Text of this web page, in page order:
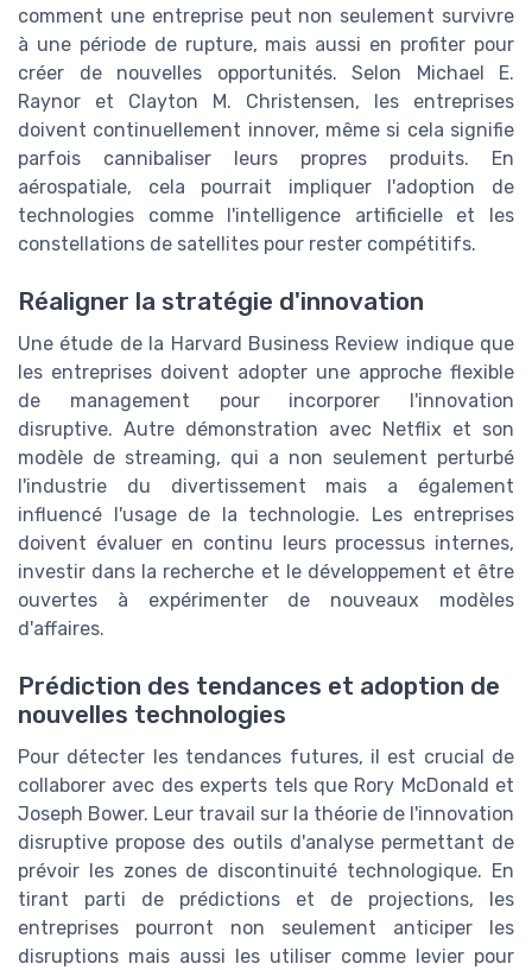
comment une entreprise peut non seulement survivre
à une période de rupture, mais aussi en profiter pour
créer de nouvelles opportunités. Selon Michael E.
Raynor et Clayton M. Christensen, les entreprises
doivent continuellement innover, même si cela signifie
parfois cannibaliser leurs propres produits. En
aérospatiale, cela pourrait impliquer l'adoption de
technologies comme l'intelligence artificielle et les
constellations de satellites pour rester compétitifs.
Réaligner la stratégie d'innovation
Une étude de la Harvard Business Review indique que
les entreprises doivent adopter une approche flexible
de management pour incorporer l'innovation
disruptive. Autre démonstration avec Netflix et son
modèle de streaming, qui a non seulement perturbé
l'industrie du divertissement mais a également
influencé l'usage de la technologie. Les entreprises
doivent évaluer en continu leurs processus internes,
investir dans la recherche et le développement et être
ouvertes à expérimenter de nouveaux modèles
d'affaires.
Prédiction des tendances et adoption de
nouvelles technologies
Pour détecter les tendances futures, il est crucial de
collaborer avec des experts tels que Rory McDonald et
Joseph Bower. Leur travail sur la théorie de l'innovation
disruptive propose des outils d'analyse permettant de
prévoir les zones de discontinuité technologique. En
tirant parti de prédictions et de projections, les
entreprises pourront non seulement anticiper les
disruptions mais aussi les utiliser comme levier pour